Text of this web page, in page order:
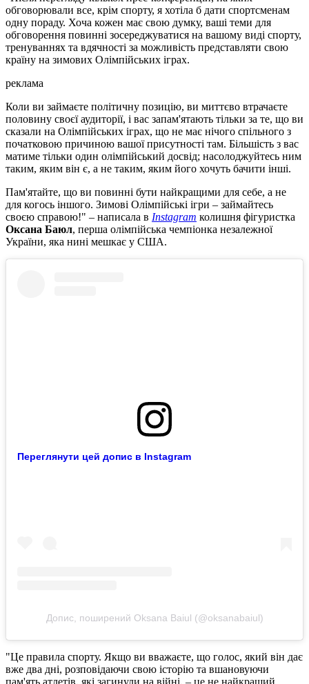
обговорювали все, крім спорту, я хотіла б дати спортсменам
одну пораду. Хоча кожен має свою думку, ваші теми для
обговорення повинні зосереджуватися на вашому виді спорту,
тренуваннях та вдячності за можливість представляти свою
країну на зимових Олімпійських іграх.
реклама
Коли ви займаєте політичну позицію, ви миттєво втрачаєте
половину своєї аудиторії, і вас запам'ятають тільки за те, що ви
сказали на Олімпійських іграх, що не має нічого спільного з
початковою причиною вашої присутності там. Більшість з вас
матиме тільки один олімпійський досвід; насолоджуйтесь ним
таким, яким він є, а не таким, яким його хочуть бачити інші.
Пам'ятайте, що ви повинні бути найкращими для себе, а не
для когось іншого. Зимові Олімпійські ігри – займайтесь
своєю справою!" – написала в Instagram колишня фігуристка
Оксана Баюл, перша олімпійська чемпіонка незалежної
України, яка нині мешкає у США.
Переглянути цей допис в Instagram
Допис, поширений Oksana Baiul (@oksanabaiul)
"Це правила спорту. Якщо ви вважаєте, що голос, який він дає
вже два дні, розповідаючи свою історію та вшановуючи